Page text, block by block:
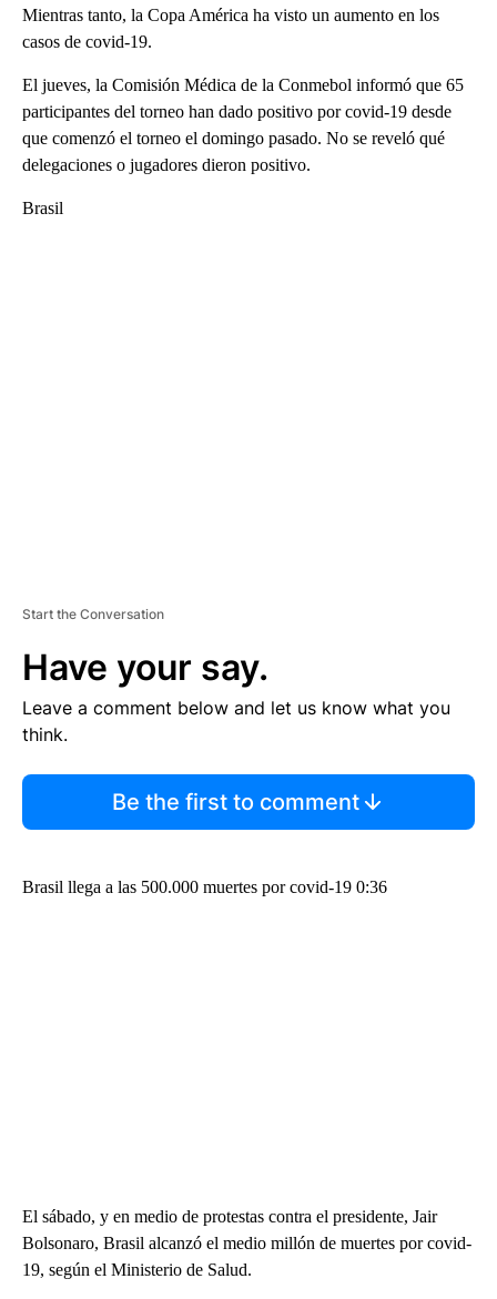
Mientras tanto, la Copa América ha visto un aumento en los
casos de covid-19.
El jueves, la Comisión Médica de la Conmebol informó que 65
participantes del torneo han dado positivo por covid-19 desde
que comenzó el torneo el domingo pasado. No se reveló qué
delegaciones o jugadores dieron positivo.
Brasil
Start the Conversation
Have your say.
Leave a comment below and let us know what you
think.
Be the first to comment
Brasil llega a las 500.000 muertes por covid-19 0:36
El sábado, y en medio de protestas contra el presidente, Jair
Bolsonaro, Brasil alcanzó el medio millón de muertes por covid-
19, según el Ministerio de Salud.